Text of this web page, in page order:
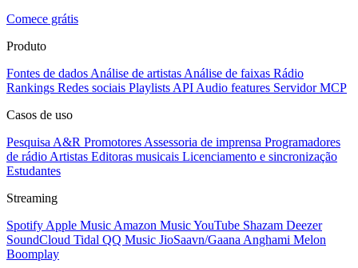
Comece grátis
Produto
Fontes de dados Análise de artistas Análise de faixas Rádio
Rankings Redes sociais Playlists API Audio features Servidor MCP
Casos de uso
Pesquisa A&R Promotores Assessoria de imprensa Programadores
de rádio Artistas Editoras musicais Licenciamento e sincronização
Estudantes
Streaming
Spotify Apple Music Amazon MusicYouTube Shazam Deezer
SoundCloud Tidal QQ Music JioSaavn/Gaana Anghami Melon
Boomplay